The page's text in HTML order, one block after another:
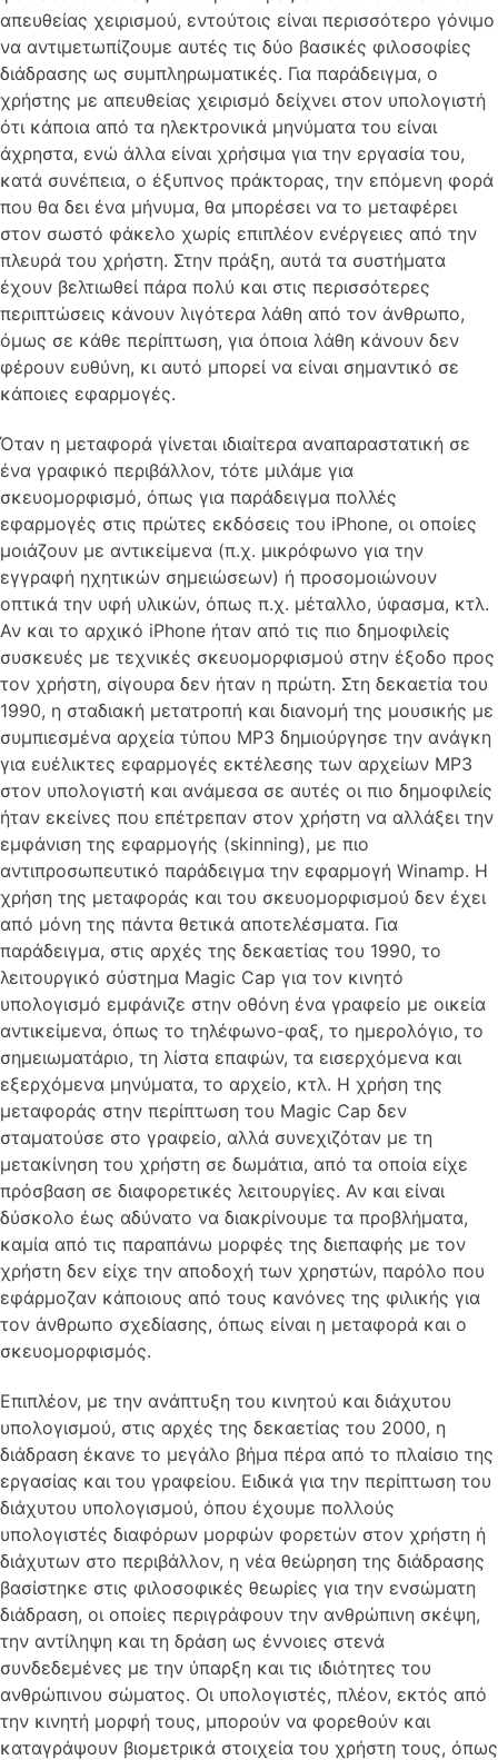
απευθείας χειρισμού, εντούτοις είναι περισσότερο γόνιμο
να αντιμετωπίζουμε αυτές τις δύο βασικές φιλοσοφίες
διάδρασης ως συμπληρωματικές. Για παράδειγμα, ο
χρήστης με απευθείας χειρισμό δείχνει στον υπολογιστή
ότι κάποια από τα ηλεκτρονικά μηνύματα του είναι
άχρηστα, ενώ άλλα είναι χρήσιμα για την εργασία του,
κατά συνέπεια, ο έξυπνος πράκτορας, την επόμενη φορά
που θα δει ένα μήνυμα, θα μπορέσει να το μεταφέρει
στον σωστό φάκελο χωρίς επιπλέον ενέργειες από την
πλευρά του χρήστη. Στην πράξη, αυτά τα συστήματα
έχουν βελτιωθεί πάρα πολύ και στις περισσότερες
περιπτώσεις κάνουν λιγότερα λάθη από τον άνθρωπο,
όμως σε κάθε περίπτωση, για όποια λάθη κάνουν δεν
φέρουν ευθύνη, κι αυτό μπορεί να είναι σημαντικό σε
κάποιες εφαρμογές.
Όταν η μεταφορά γίνεται ιδιαίτερα αναπαραστατική σε
ένα γραφικό περιβάλλον, τότε μιλάμε για
σκευομορφισμό, όπως για παράδειγμα πολλές
εφαρμογές στις πρώτες εκδόσεις του iPhone, οι οποίες
μοιάζουν με αντικείμενα (π.χ. μικρόφωνο για την
εγγραφή ηχητικών σημειώσεων) ή προσομοιώνουν
οπτικά την υφή υλικών, όπως π.χ. μέταλλο, ύφασμα, κτλ.
Αν και το αρχικό iPhone ήταν από τις πιο δημοφιλείς
συσκευές με τεχνικές σκευομορφισμού στην έξοδο προς
τον χρήστη, σίγουρα δεν ήταν η πρώτη. Στη δεκαετία του
1990, η σταδιακή μετατροπή και διανομή της μουσικής με
συμπιεσμένα αρχεία τύπου MP3 δημιούργησε την ανάγκη
για ευέλικτες εφαρμογές εκτέλεσης των αρχείων MP3
στον υπολογιστή και ανάμεσα σε αυτές οι πιο δημοφιλείς
ήταν εκείνες που επέτρεπαν στον χρήστη να αλλάξει την
εμφάνιση της εφαρμογής (skinning), με πιο
αντιπροσωπευτικό παράδειγμα την εφαρμογή Winamp. Η
χρήση της μεταφοράς και του σκευομορφισμού δεν έχει
από μόνη της πάντα θετικά αποτελέσματα. Για
παράδειγμα, στις αρχές της δεκαετίας του 1990, το
λειτουργικό σύστημα Magic Cap για τον κινητό
υπολογισμό εμφάνιζε στην οθόνη ένα γραφείο με οικεία
αντικείμενα, όπως το τηλέφωνο-φαξ, το ημερολόγιο, το
σημειωματάριο, τη λίστα επαφών, τα εισερχόμενα και
εξερχόμενα μηνύματα, το αρχείο, κτλ. Η χρήση της
μεταφοράς στην περίπτωση του Magic Cap δεν
σταματούσε στο γραφείο, αλλά συνεχιζόταν με τη
μετακίνηση του χρήστη σε δωμάτια, από τα οποία είχε
πρόσβαση σε διαφορετικές λειτουργίες. Αν και είναι
δύσκολο έως αδύνατο να διακρίνουμε τα προβλήματα,
καμία από τις παραπάνω μορφές της διεπαφής με τον
χρήστη δεν είχε την αποδοχή των χρηστών, παρόλο που
εφάρμοζαν κάποιους από τους κανόνες της φιλικής για
τον άνθρωπο σχεδίασης, όπως είναι η μεταφορά και ο
σκευομορφισμός.
Επιπλέον, με την ανάπτυξη του κινητού και διάχυτου
υπολογισμού, στις αρχές της δεκαετίας του 2000, η
διάδραση έκανε το μεγάλο βήμα πέρα από το πλαίσιο της
εργασίας και του γραφείου. Ειδικά για την περίπτωση του
διάχυτου υπολογισμού, όπου έχουμε πολλούς
υπολογιστές διαφόρων μορφών φορετών στον χρήστη ή
διάχυτων στο περιβάλλον, η νέα θεώρηση της διάδρασης
βασίστηκε στις φιλοσοφικές θεωρίες για την ενσώματη
διάδραση, οι οποίες περιγράφουν την ανθρώπινη σκέψη,
την αντίληψη και τη δράση ως έννοιες στενά
συνδεδεμένες με την ύπαρξη και τις ιδιότητες του
ανθρώπινου σώματος. Οι υπολογιστές, πλέον, εκτός από
την κινητή μορφή τους, μπορούν να φορεθούν και
καταγράψουν βιομετρικά στοιχεία του χρήστη τους, όπως